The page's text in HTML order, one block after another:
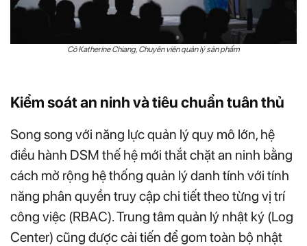
Cô Katherine Chiang, Chuyên viên quản lý sản phẩm
Kiểm soát an ninh và tiêu chuẩn tuân thủ
Song song với năng lực quản lý quy mô lớn, hệ
điều hành DSM thế hệ mới thắt chặt an ninh bằng
cách mở rộng hệ thống quản lý danh tính với tính
năng phân quyền truy cập chi tiết theo từng vị trí
công việc (RBAC). Trung tâm quản lý nhật ký (Log
Center) cũng được cải tiến để gom toàn bộ nhật